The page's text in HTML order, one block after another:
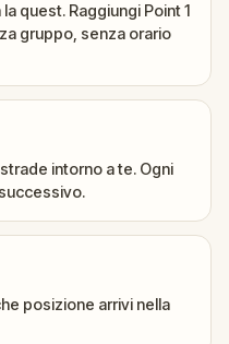
quest. Raggiungi Point 1
gruppo, senza orario
intorno a te. Ogni
posizione arrivi nella